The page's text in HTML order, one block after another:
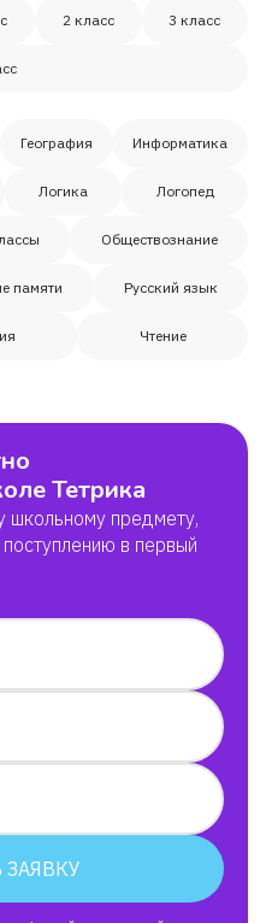
2 класс 3 класс
География Информатика
Логика Логопед
Обществознание
памяти Русский язык
Чтение
Тетрика
школьному предмету,
в первый
ЗАЯВКУ